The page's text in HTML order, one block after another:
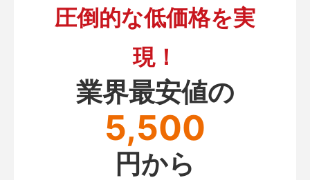
圧倒的な低価格を実
現！
業界最安値の
5,500
円から